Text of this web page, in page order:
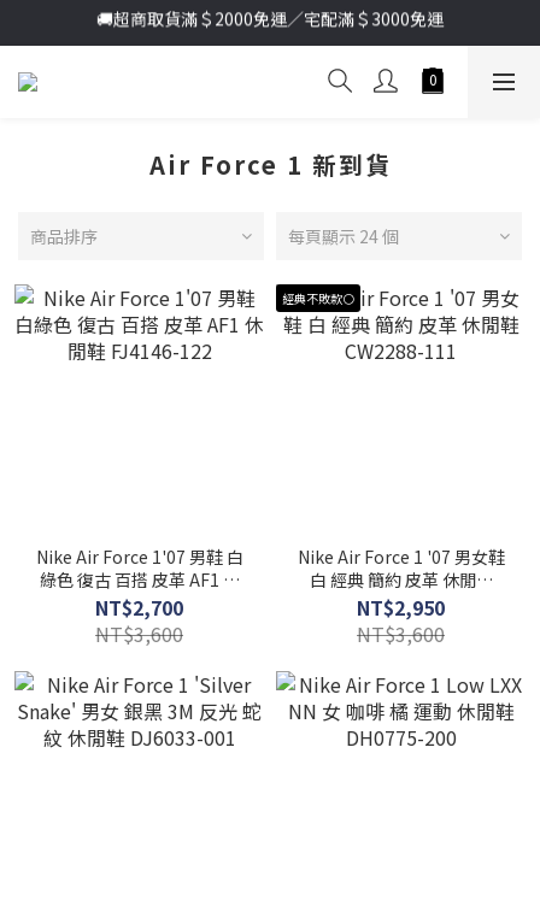
加入新會員送首購金＄100🔥點我註冊➞
🚚超商取貨滿＄2000免運／宅配滿＄3000免運
Air Force 1 新到貨
商品排序 每頁顯示 24 個
Nike Air Force 1'07 男鞋 白
綠色 復古 百搭 皮革 AF1 休
閒鞋 FJ4146-122
NT$2,700
NT$3,600
經典不敗款⚪
Nike Air Force 1 '07 男女鞋
白 經典 簡約 皮革 休閒鞋
CW2288-111
NT$2,950
NT$3,600